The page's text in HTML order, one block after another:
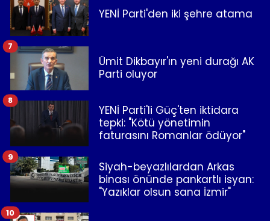
YENİ Parti'den iki şehre atama
Ümit Dikbayır'ın yeni durağı AK
Parti oluyor
7
YENİ Parti'li Güç'ten iktidara
tepki: "Kötü yönetimin
faturasını Romanlar ödüyor"
8
Siyah-beyazlılardan Arkas
binası önünde pankartlı isyan:
"Yazıklar olsun sana İzmir"
9
10